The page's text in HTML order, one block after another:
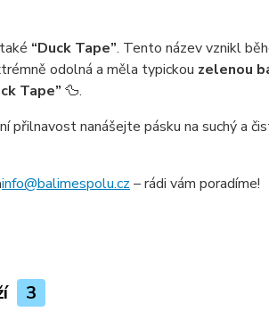
“Duck Tape”. Tento název vznikl
odolná a měla typickou zelenou
Tape” 🦆.
přilnavost nanášejte pásku na suchý a
info@balimespolu.cz – rádi vám poradíme!
3